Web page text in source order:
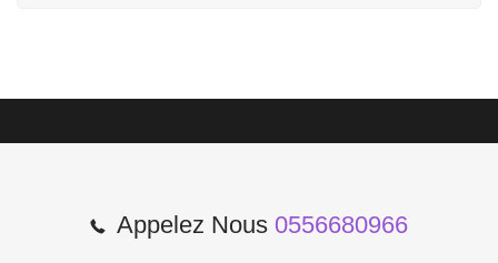
Appelez Nous 0556680966